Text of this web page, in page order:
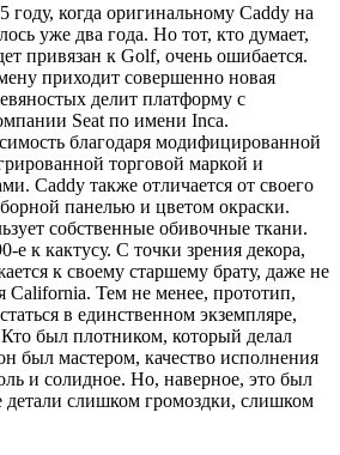
когда оригинальному Caddy на
уже два года. Но тот, кто думает,
привязан к Golf, очень ошибается.
приходит совершенно новая
делит платформу с
Seat по имени Inca.
благодаря модифицированной
торговой маркой и
Caddy также отличается от своего
панелью и цветом окраски.
собственные обивочные ткани.
е к кактусу. С точки зрения декора,
к своему старшему брату, даже не
California. Тем не менее, прототип,
в единственном экземпляре,
был плотником, который делал
был мастером, качество исполнения
и солидное. Но, наверное, это был
детали слишком громоздки, слишком